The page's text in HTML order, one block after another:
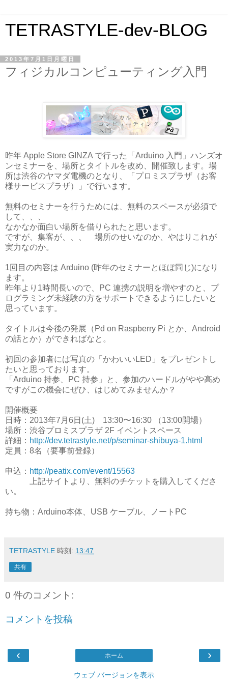
TETRASTYLE-dev-BLOG
2013年7月1日月曜日
フィジカルコンピューティング入門
昨年 Apple Store GINZA で行った「Arduino 入門」ハンズオ
ンセミナーを、場所とタイトルを改め、開催致します。場
所は渋谷のヤマダ電機のとなり、「プロミスプラザ（お客
様サービスプラザ）」で行います。
無料のセミナーを行うためには、無料のスペースが必須で
して、、、
なかなか面白い場所を借りられたと思います。
ですが、集客が、、、 場所のせいなのか、やはりこれが
実力なのか。
1回目の内容は Arduino (昨年のセミナーとほぼ同じ)になり
ます。
昨年より1時間長いので、PC 連携の説明を増やすのと、プ
ログラミング未経験の方をサポートできるようにしたいと
思っています。
タイトルは今後の発展（Pd on Raspberry Pi とか、Android
の話とか）ができればなと。
初回の参加者には写真の「かわいいLED」をプレゼントし
たいと思っております。
「Arduino 持参、PC 持参」と、参加のハードルがやや高め
ですがこの機会にぜひ、はじめてみませんか？
開催概要
日時：2013年7月6日(土) 13:30〜16:30 （13:00開場）
場所：渋谷プロミスプラザ 2F イベントスペース
詳細： http://dev.tetrastyle.net/p/seminar-shibuya-1.html
定員：8名（要事前登録）
申込： http://peatix.com/event/15563
上記サイトより、無料のチケットを購入してくださ
い。
持ち物：Arduino本体、USB ケーブル、ノートPC
TETRASTYLE 時刻: 13:47
共有
0 件のコメント:
コメントを投稿
‹ ›
ホーム
ウェブ バージョンを表示